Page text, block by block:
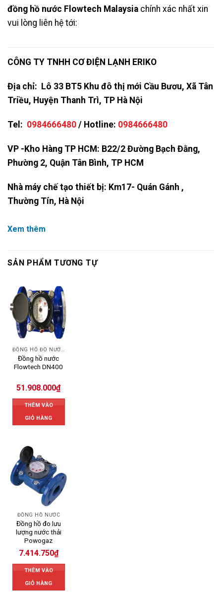
đồng hồ nước Flowtech Malaysia chính xác nhất xin
vui lòng liên hệ tới:
CÔNG TY TNHH CƠ ĐIỆN LẠNH ERIKO
Địa chỉ: Lô 33 BT5 Khu đô thị mới Cầu Bươu, Xã Tân
Triều, Huyện Thanh Trì, TP Hà Nội
Tel: 0984666480 / Hotline: 0984666480
VP -Kho Hàng TP HCM: B22/2 Đường Bạch Đằng,
Phường 2, Quận Tân Bình, TP HCM
Nhà máy chế tạo thiết bị: Km17- Quán Gánh ,
Thường Tín, Hà Nội
Xem thêm
SẢN PHẨM TƯƠNG TỰ
ĐỒNG HỒ ĐO NƯỚC FLOWTECH
Đồng hồ nước
Flowtech DN400
51.908.000₫
THÊM VÀO
GIỎ HÀNG
ĐỒNG HỒ NƯỚC
Đồng hồ đo lưu
lượng nước thải
Powogaz
7.414.750₫
THÊM VÀO
GIỎ HÀNG